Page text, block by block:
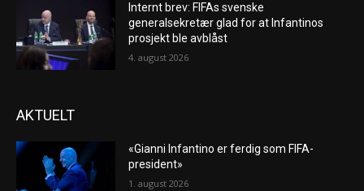
Internt brev: FIFAs svenske
generalsekretær glad for at Infantinos
prosjekt ble avblåst
4. august 2026
AKTUELT
«Gianni Infantino er ferdig som FIFA-
president»
1. august 2026